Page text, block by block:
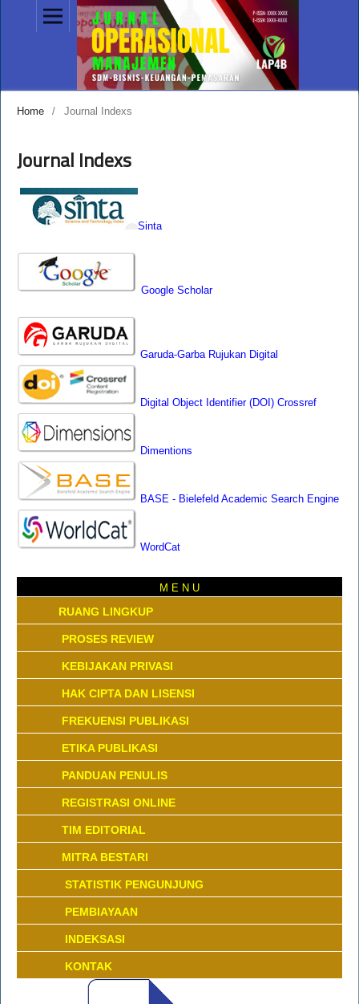
Home / Journal Indexs
Journal Indexs
Sinta
Google Scholar
Garuda-Garba Rujukan Digital
Digital Object Identifier (DOI) Crossref
Dimentions
BASE - Bielefeld Academic Search Engine
WordCat
M E N U
RUANG LINGKUP
PROSES REVIEW
KEBIJAKAN PRIVASI
HAK CIPTA DAN LISENSI
FREKUENSI PUBLIKASI
ETIKA PUBLIKASI
PANDUAN PENULIS
REGISTRASI ONLINE
TIM EDITORIAL
MITRA BESTARI
STATISTIK PENGUNJUNG
PEMBIAYAAN
INDEKSASI
KONTAK